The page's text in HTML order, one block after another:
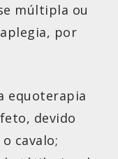
múltipla ou
por
equoterapia
devido
cavalo;